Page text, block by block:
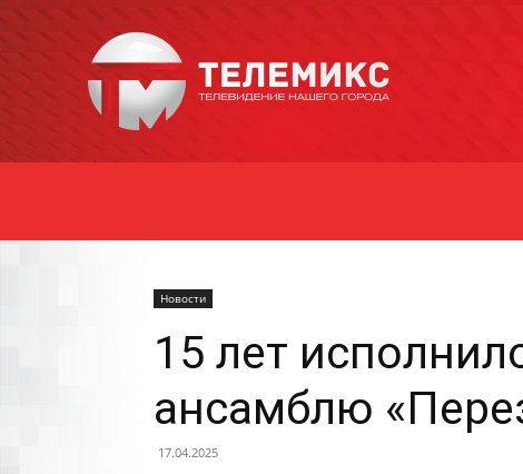
Уссурийска
Новости
15 лет
ансамблю
17.04.2025